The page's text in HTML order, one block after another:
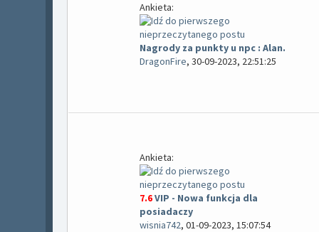
Ankieta:
Nagrody za punkty u npc : Alan.
DragonFire, 30-09-2023, 22:51:25
Ankieta:
7.6VIP - Nowa funkcja dla
posiadaczy
wisnia742, 01-09-2023, 15:07:54